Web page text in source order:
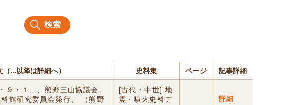
検索
（...以降は詳細へ） 史料集 ページ 記事詳細
９・１、、熊野三山協議会、
館研究委員会発行、 （熊野
[古代・中世] 地
震・噴火史料デ
詳細